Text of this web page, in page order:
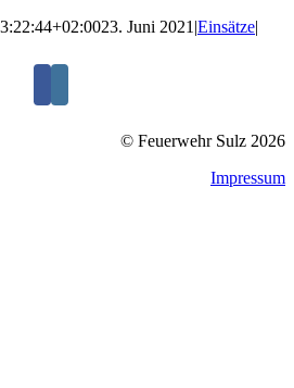
23. Juni 2021 |Einsätze|
© Feuerwehr Sulz 2026
Impressum